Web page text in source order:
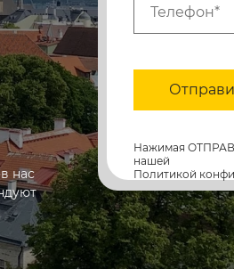
нас
Нажимая
нашей
Политикой